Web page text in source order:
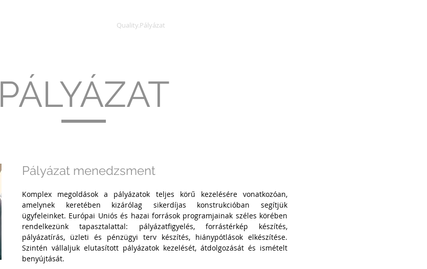
Quality.Pályázat
PÁLYÁZAT
Pályázat menedzsment
Komplex megoldások a pályázatok teljes körű kezelésére vonatkozóan,
amelynek keretében kizárólag sikerdíjas konstrukcióban segítjük
ügyfeleinket. Európai Uniós és hazai források programjainak széles körében
rendelkezünk tapasztalattal: pályázatfigyelés, forrástérkép készítés,
pályázatírás, üzleti és pénzügyi terv készítés, hiánypótlások elkészítése.
Szintén vállaljuk elutasított pályázatok kezelését, átdolgozását és ismételt
benyújtását.